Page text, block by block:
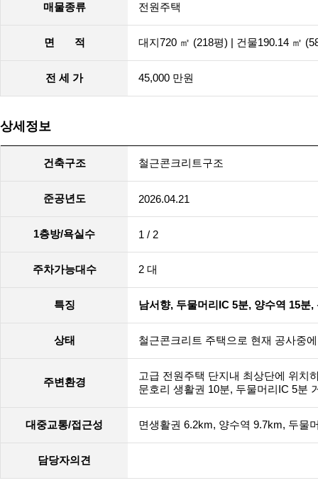
매물종류 전원주택
면 적 대지720 ㎡ (218평) | 건물190.14 ㎡
전 세 가 45,000 만원
상세정보
건축구조 철근콘크리트구조
준공년도 2026.04.21
1층방/욕실수 1 / 2
주차가능대수 2 대
특징 남서향, 두물머리IC 5분, 양수역 15분
상태 철근콘크리트 주택으로 현재 공사중
주변환경
고급 전원주택 단지내 최상단에 위치
문호리 생활권 10분, 두물머리IC 5분
대중교통/접근성 면생활권 6.2km, 양수역 9.7km, 두물
담당자의견